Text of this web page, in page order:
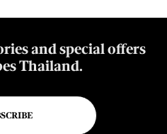
and special offers
Thailand.